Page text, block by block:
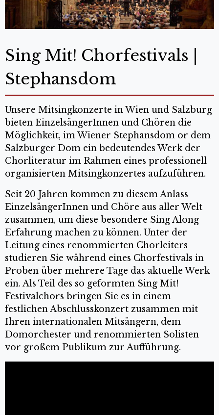
Sing Mit! Chorfestivals |
Stephansdom
Unsere Mitsingkonzerte in Wien und Salzburg
bieten EinzelsängerInnen und Chören die
Möglichkeit, im Wiener Stephansdom or dem
Salzburger Dom ein bedeutendes Werk der
Chorliteratur im Rahmen eines professionell
organisierten Mitsingkonzertes aufzuführen.
Seit 20 Jahren kommen zu diesem Anlass
EinzelsängerInnen und Chöre aus aller Welt
zusammen, um diese besondere Sing Along
Erfahrung machen zu können. Unter der
Leitung eines renommierten Chorleiters
studieren Sie während eines Chorfestivals in
Proben über mehrere Tage das aktuelle Werk
ein. Als Teil des so geformten Sing Mit!
Festivalchors bringen Sie es in einem
festlichen Abschlusskonzert zusammen mit
Ihren internationalen Mitsängern, dem
Domorchester und renommierten Solisten
vor großem Publikum zur Aufführung.